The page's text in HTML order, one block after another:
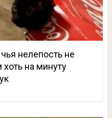
нелепость не
на минуту